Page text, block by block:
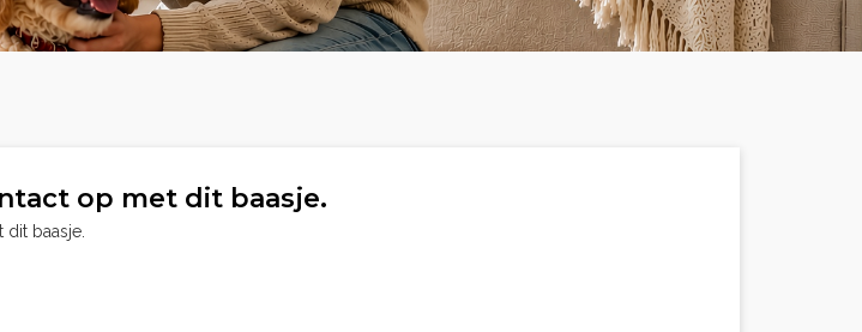
op met dit baasje.
baasje.